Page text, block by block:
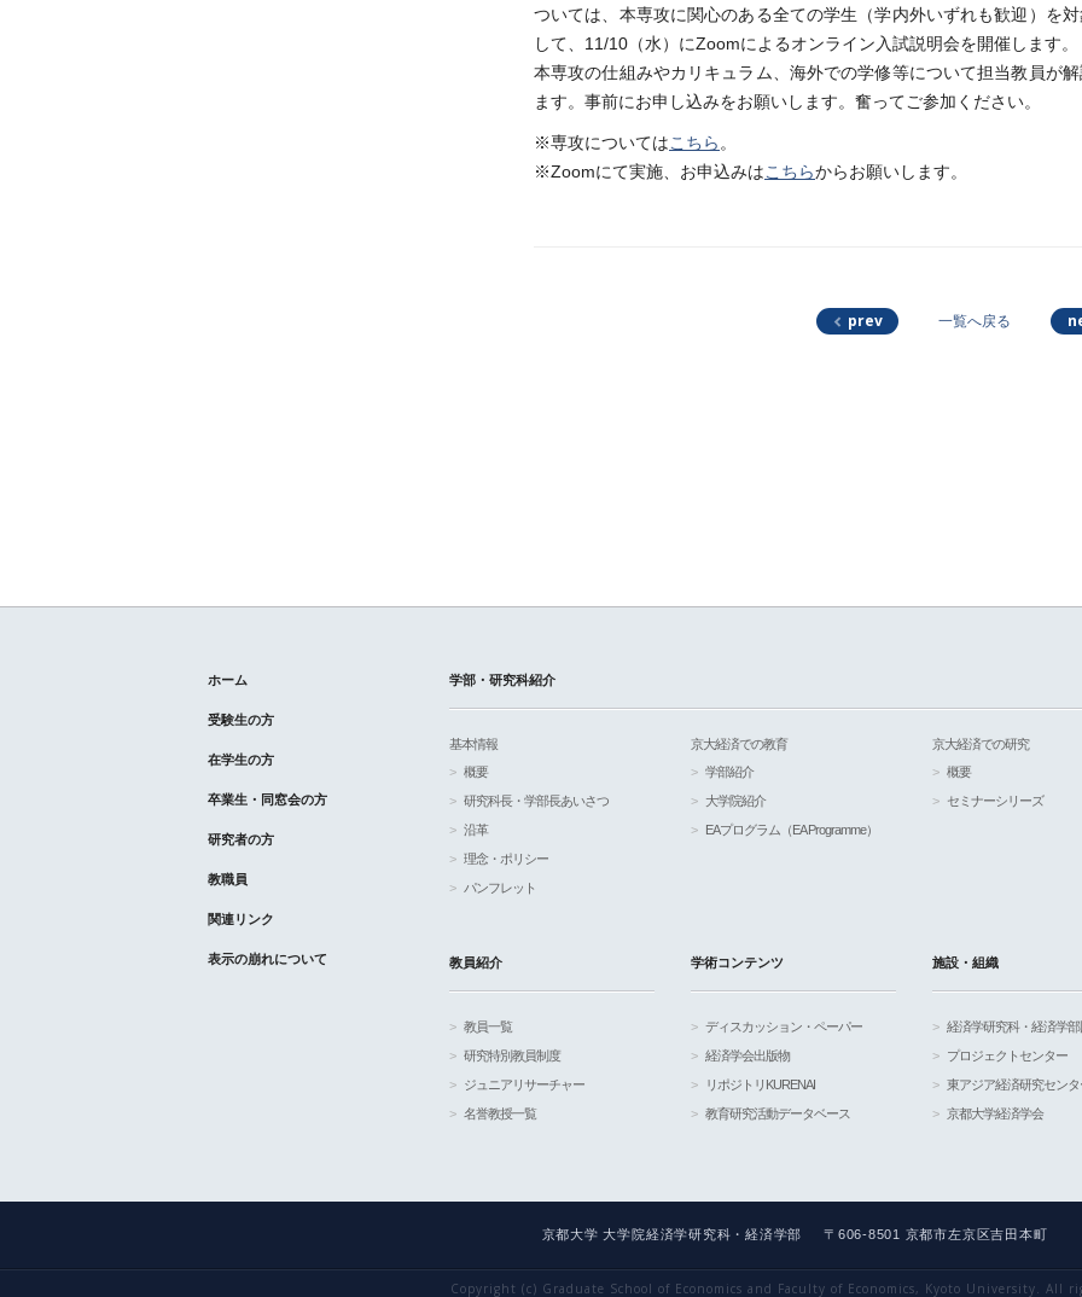
ついては、本専攻に関心のある全ての学生（学内外いずれも歓迎）を対
して、11/10（水）にZoomによるオンライン入試説明会を開催します。
本専攻の仕組みやカリキュラム、海外での学修等について担当教員が解
ます。事前にお申し込みをお願いします。奮ってご参加ください。
※専攻についてはこちら 。
※Zoomにて実施、お申込みはこちらからお願いします。
prev 一覧へ戻る
ホーム
受験生の方
在学生の方
卒業生・同窓会の方
研究者の方
教職員
関連リンク
表示の崩れについて
学部・研究科紹介
基本情報
概要
研究科長・学部長あいさつ
沿革
理念・ポリシー
パンフレット
京大経済での教育
学部紹介
大学院紹介
EAプログラム（EA Programme）
京大経済での研究
概要
セミナーシリーズ
教員紹介
教員一覧
研究特別教員制度
ジュニアリサーチャー
名誉教授一覧
学術コンテンツ
ディスカッション・ペーパー
経済学会出版物
リポジトリKURENAI
教育研究活動データベース
施設・組織
経済学研究科・経済学
プロジェクトセンター
東アジア経済研究センタ
京都大学経済学会
京都大学 大学院経済学研究科・経済学部 〒606-8501 京都市左京区吉田本町
Copyright (c) Graduate School of Economics and Faculty of Economics, Kyoto University. All